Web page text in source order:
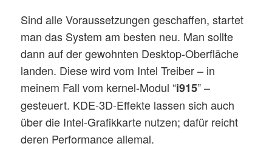
Sind alle Voraussetzungen geschaffen, startet
man das System am besten neu. Man sollte
dann auf der gewohnten Desktop-Oberfläche
landen. Diese wird vom Intel Treiber – in
meinem Fall vom kernel-Modul “i915” –
gesteuert. KDE-3D-Effekte lassen sich auch
über die Intel-Grafikkarte nutzen; dafür reicht
deren Performance allemal.